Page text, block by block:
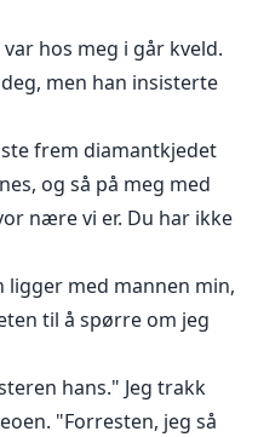
hos meg i går kveld.
men han insisterte
frem diamantkjedet
og så på meg med
nære vi er. Du har ikke
ligger med mannen min,
til å spørre om jeg
hans." Jeg trakk
"Forresten, jeg så